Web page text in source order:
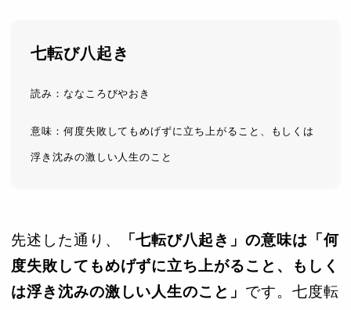
七転び八起き
読み：ななころびやおき
意味：何度失敗してもめげずに立ち上がること、もしくは
浮き沈みの激しい人生のこと
先述した通り、
「七転び八起き」の意味は「何
度失敗してもめげずに立ち上がること、もしく
は浮き沈みの激しい人生のこと」 です。七度転